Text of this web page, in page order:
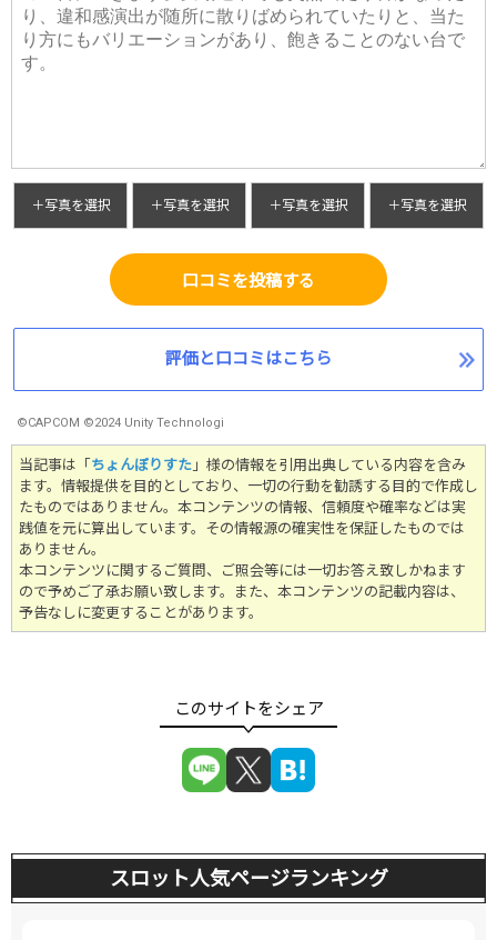
＋写真を選択 ＋写真を選択 ＋写真を選択 ＋写真を選択
口コミを投稿する
評価と口コミはこちら
©CAPCOM ©2024 Unity Technologi
当記事は「 ちょんぼりすた 」様の情報を引用出典している内容を含み
ます。情報提供を目的としており、一切の行動を勧誘する目的で作成し
たものではありません。 本コンテンツの情報、信頼度や確率などは実
践値を元に算出しています。その情報源の確実性を保証したものでは
ありません。
本コンテンツに関するご質問、ご照会等には一切お答え致しかねます
ので予めご了承お願い致します。また、本コンテンツの記載内容は、
予告なしに変更することがあります。
スロット人気ページランキング